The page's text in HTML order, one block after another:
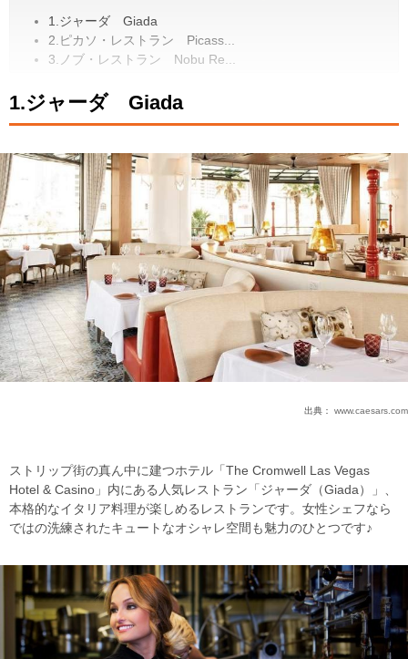
1.ジャーダ Giada
2.ピカソ・レストラン Picass...
3.ノブ・レストラン Nobu Re...
1.ジャーダ Giada
出典： www.caesars.com
ストリップ街の真ん中に建つホテル「The Cromwell Las Vegas
Hotel & Casino」内にある人気レストラン「ジャーダ（Giada）」、
本格的なイタリア料理が楽しめるレストランです。女性シェフなら
ではの洗練されたキュートなオシャレ空間も魅力のひとつです♪